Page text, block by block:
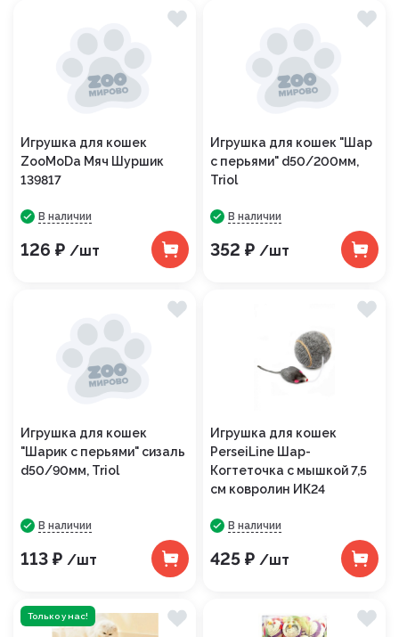
Игрушка для кошек
ZooMoDa Мяч Шуршик
139817
В наличии
126 ₽ /шт
Игрушка для кошек "Шар
с перьями" d50/200мм,
Triol
В наличии
352 ₽ /шт
Игрушка для кошек
"Шарик с перьями" сизаль
d50/90мм, Triol
В наличии
113 ₽ /шт
Игрушка для кошек
PerseiLine Шар-
Когтеточка с мышкой 7,5
см ковролин ИК24
В наличии
425 ₽ /шт
Только у нас!